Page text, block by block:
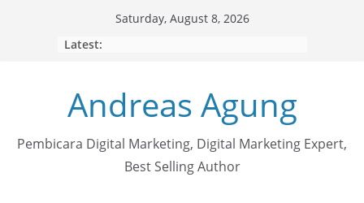
Saturday, August 8, 2026
Latest:
Andreas Agung
Pembicara Digital Marketing, Digital Marketing Expert,
Best Selling Author